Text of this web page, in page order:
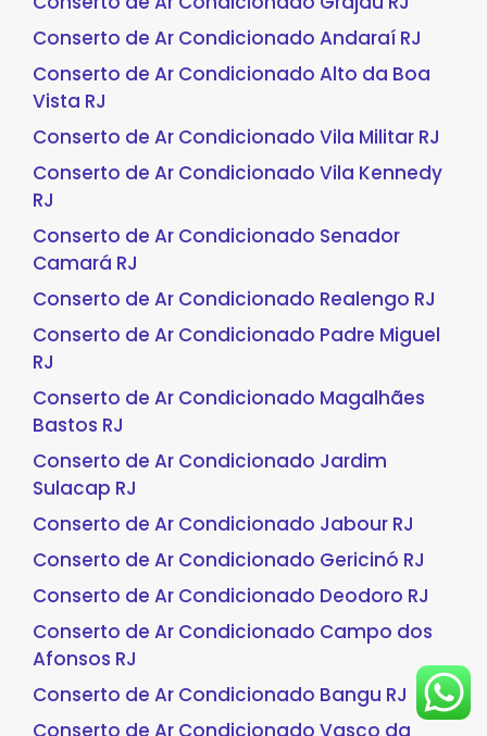
Conserto de Ar Condicionado Andaraí RJ
Conserto de Ar Condicionado Alto da Boa
Vista RJ
Conserto de Ar Condicionado Vila Militar RJ
Conserto de Ar Condicionado Vila Kennedy
RJ
Conserto de Ar Condicionado Senador
Camará RJ
Conserto de Ar Condicionado Realengo RJ
Conserto de Ar Condicionado Padre Miguel
RJ
Conserto de Ar Condicionado Magalhães
Bastos RJ
Conserto de Ar Condicionado Jardim
Sulacap RJ
Conserto de Ar Condicionado Jabour RJ
Conserto de Ar Condicionado Gericinó RJ
Conserto de Ar Condicionado Deodoro RJ
Conserto de Ar Condicionado Campo dos
Afonsos RJ
Conserto de Ar Condicionado Bangu RJ
Conserto de Ar Condicionado Vasco da